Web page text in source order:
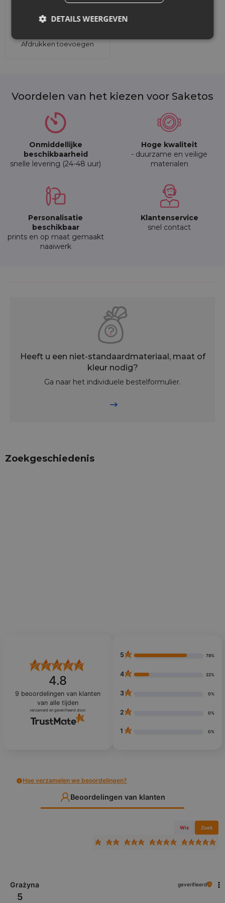
te bieden. Neem contact met ons op voor meer informatie
plaatsen.
Afdrukken toevoegen
Voordelen van het kiezen voor Saketos
Onmiddellijke
beschikbaarheid
snelle levering (24-48 uur)
Hoge kwaliteit
- duurzame en veilige
materialen
Personalisatie
beschikbaar
prints en op maat gemaakt
naaiwerk
Klantenservice
snel contact
Heeft u een niet-standaardmateriaal, maat of
kleur nodig?
Ga naar het individuele bestelformulier.
Zoekgeschiedenis
4.8
9 beoordelingen van klanten
van alle tijden
verzameld en geverifieerd door
5 78%
4 22%
3 0%
2 0%
1 0%
Hoe verzamelen we beoordelingen?
Beoordelingen van klanten
Wis Zoek
Grażyna geverifieerd
5
DETAILS WEERGEVEN